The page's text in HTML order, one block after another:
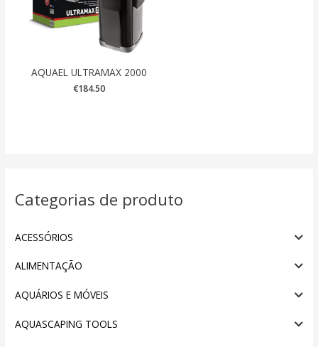
Categorias de produto
ACESSÓRIOS
ALIMENTAÇÃO
AQUÁRIOS E MÓVEIS
AQUASCAPING TOOLS
AQUAEL ULTRAMAX 2000
€184.50